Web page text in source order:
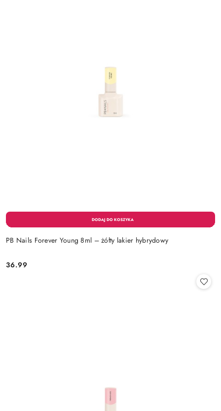
PB Nails Forever Young 8ml – żółty lakier hybrydowy
Cena:
36.99